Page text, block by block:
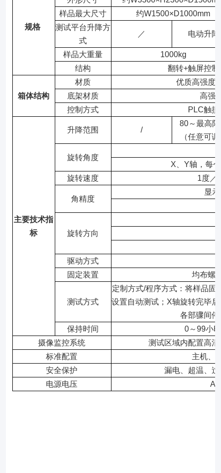
规格
样品最大尺寸
约W1500×D1000mm
测试平台升降方
式
／ 电动升降
样品大重量
1000kg
结构
翻转+触屏控
箱体结构
材质
优质高强度
底架材质
高强
控制方式
PLC触
主要技术指
标
升降范围 /
80～最高
（任意可
旋转角度
X、Y轴，每
旋转速度
1度／
角精度
显
旋转方向
驱动方式
固定装置
均布螺
测试方式
定制方式/程序方式：将样品固
设置自动测试；X轴旋转完毕
各部骤间
保持时间
0～99小
摄像监控系统
测试区域内配置高
标准配置
主机、
安全保护
漏电、超温、
电源电压